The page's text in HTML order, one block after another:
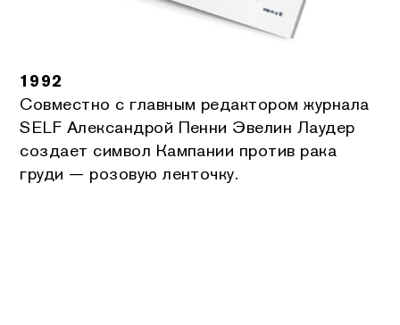
1992
Совместно с главным редактором журнала
SELF Александрой Пенни Эвелин Лаудер
создает символ Кампании против рака
груди — розовую ленточку.